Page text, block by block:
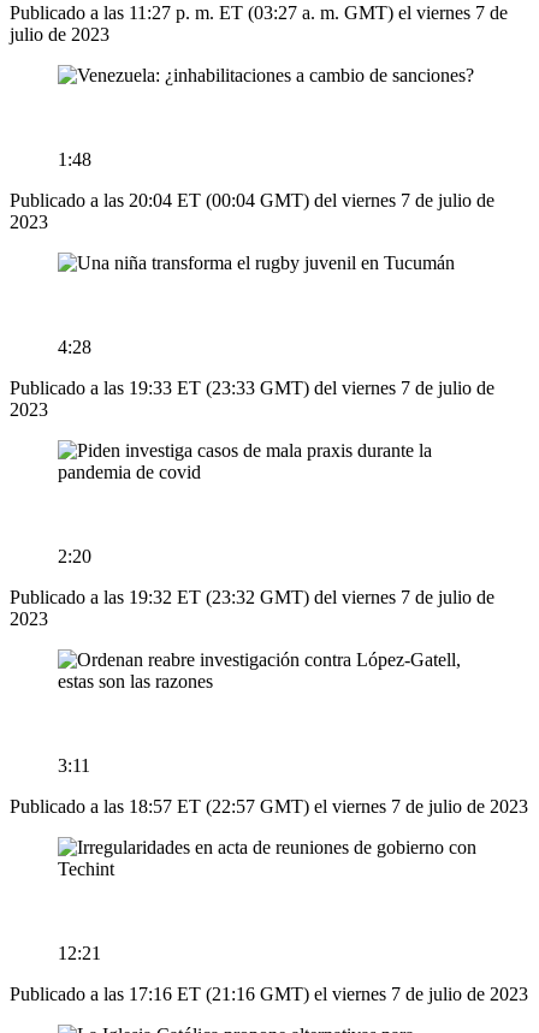
Publicado a las 11:27 p. m. ET (03:27 a. m. GMT) el viernes 7 de
julio de 2023
1:48
Publicado a las 20:04 ET (00:04 GMT) del viernes 7 de julio de
2023
4:28
Publicado a las 19:33 ET (23:33 GMT) del viernes 7 de julio de
2023
2:20
Publicado a las 19:32 ET (23:32 GMT) del viernes 7 de julio de
2023
3:11
Publicado a las 18:57 ET (22:57 GMT) el viernes 7 de julio de 2023
12:21
Publicado a las 17:16 ET (21:16 GMT) el viernes 7 de julio de 2023